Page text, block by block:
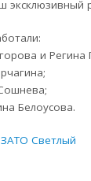
эксклюзивный
и Регина
Белоусова.
Светлый